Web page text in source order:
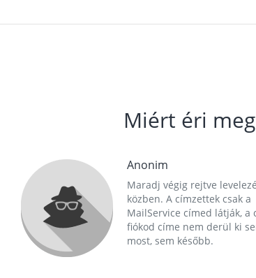
Miért éri
Anonim
Maradj végig rejtve
közben. A címzettek csak a
MailService címed látják, a
fiókod címe nem derül ki
most, sem később.